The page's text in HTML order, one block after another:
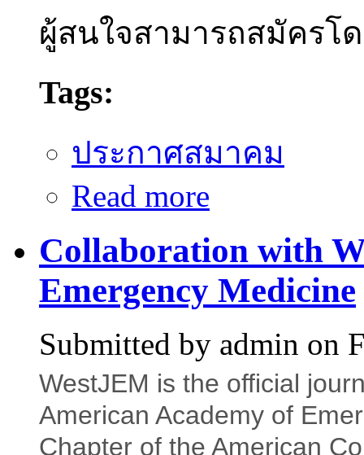
ผู้สนใจสามารถสมัครโ
Tags:
ประกาศสมาคม
Read more
Collaboration with
Emergency Medicine
Submitted by admin on
WestJEM is the official
American Academy of
Chapter of the American